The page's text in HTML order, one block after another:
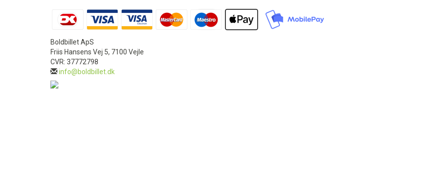
Boldbillet ApS
Friis Hansens Vej 5, 7100 Vejle
CVR: 37772798
info@boldbillet.dk